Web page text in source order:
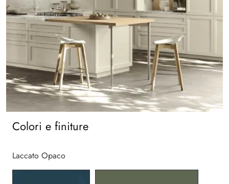
Colori e finiture
Laccato Opaco